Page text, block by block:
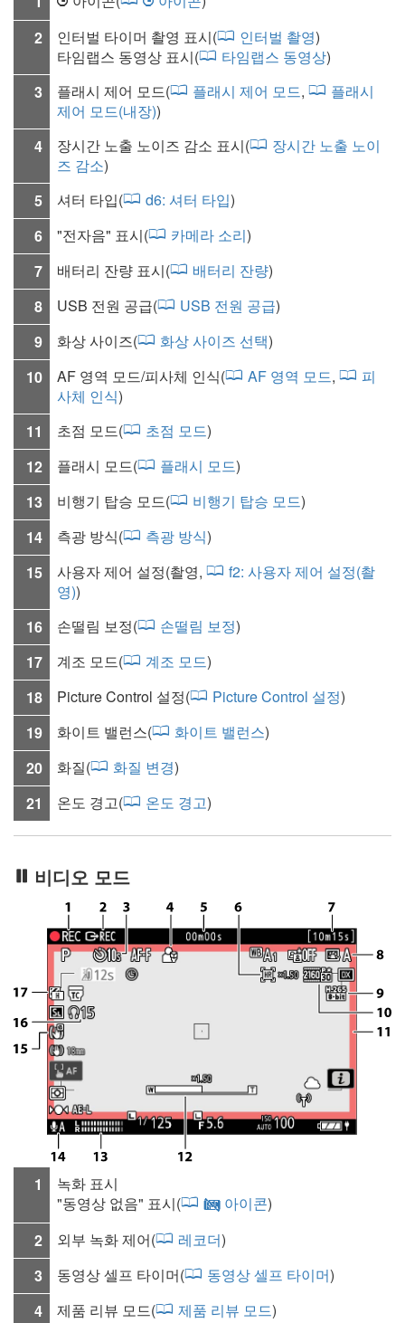
2
인터벌 타이머 촬영 표시( 인터벌 촬영)
타임랩스 동영상 표시(
타임랩스 동영상)
3
플래시 제어 모드( 플래시 제어 모드,
플래시
제어 모드(내장))
4
장시간 노출 노이즈 감소 표시(
장시간 노출 노이
즈 감소)
5
셔터 타입( d6:셔터 타입)
6
"전자음" 표시( 카메라 소리)
7
배터리 잔량 표시( 배터리 잔량)
8
USB 전원 공급( USB 전원 공급)
9
화상 사이즈( 화상 사이즈 선택)
10
AF 영역 모드/피사체 인식( AF 영역 모드,
피
사체 인식)
11
초점 모드( 초점 모드)
12
플래시 모드( 플래시 모드)
13
비행기 탑승 모드( 비행기 탑승 모드)
14
측광 방식( 측광 방식)
15
사용자 제어 설정(촬영, f2:사용자 제어 설정(촬
영))
16
손떨림 보정( 손떨림 보정)
17
계조 모드( 계조 모드)
18
Picture Control 설정( Picture Control 설정)
19
화이트 밸런스( 화이트 밸런스)
20
화질( 화질 변경)
21
온도 경고( 온도 경고)
비디오 모드
1
녹화 표시
"동영상 없음" 표시(
0 아이콘)
2
외부 녹화 제어( 레코더)
3
동영상 셀프 타이머( 동영상 셀프 타이머)
4
제품 리뷰 모드( 제품 리뷰 모드)